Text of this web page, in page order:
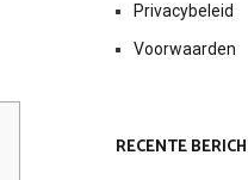
Privacybeleid
Voorwaarden
RECENTE